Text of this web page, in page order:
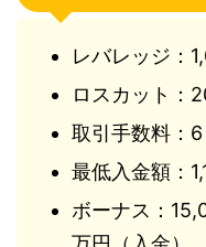
レバレッジ：
ロスカット：
取引手数料：
最低入金額：
ボーナス：